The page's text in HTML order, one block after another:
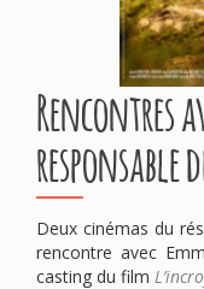
Rencontres
responsable
Deux cinémas du
rencontre avec
casting du film